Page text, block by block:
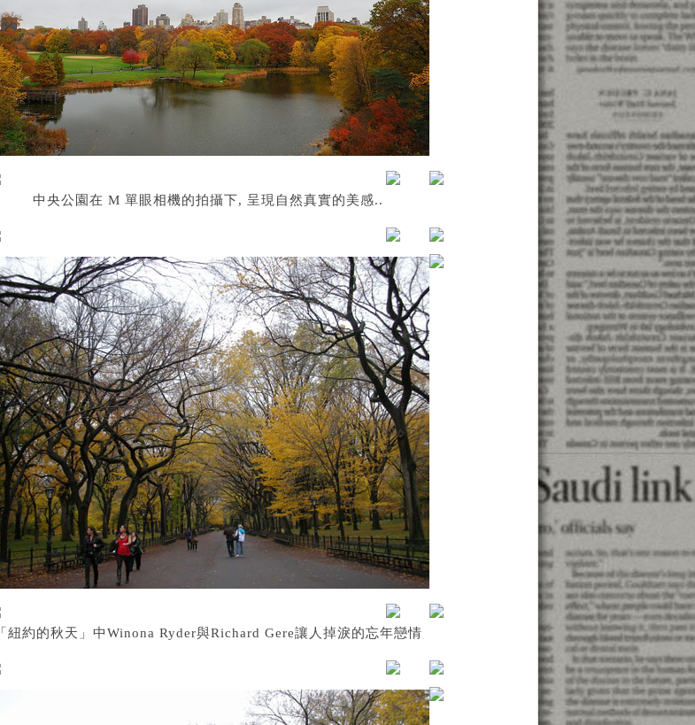
中央公園在 M 單眼相機的拍攝下, 呈現自然真實的美感..
「紐約的秋天」中Winona Ryder與Richard Gere讓人掉淚的忘年戀情